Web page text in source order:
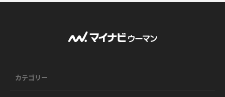
カテゴリー